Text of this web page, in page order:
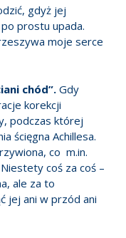
gdyż jej
prostu upada.
moje serce
chód”. Gdy
korekcji
podczas której
ścięgna Achillesa.
co m.in.
coś za coś –
ale za to
jej ani w przód ani